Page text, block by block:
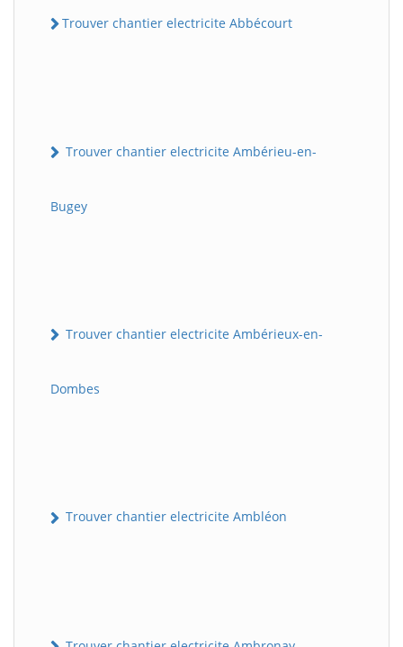
Trouver chantier electricite Abbécourt
Trouver chantier electricite Ambérieu-en-
Bugey
Trouver chantier electricite Ambérieux-en-
Dombes
Trouver chantier electricite Ambléon